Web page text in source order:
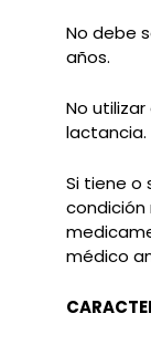
No debe
años.
No
lactancia.
Si tiene o
médico